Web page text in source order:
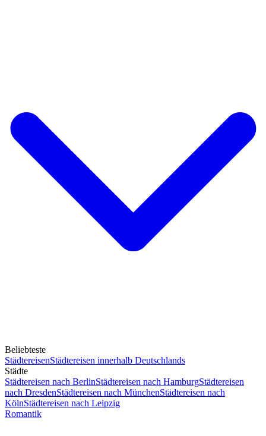
Beliebteste
StädtereisenStädtereisen innerhalb Deutschlands
Städte
Städtereisen nach BerlinStädtereisen nach HamburgStädtereisen
nach DresdenStädtereisen nach MünchenStädtereisen nach
KölnStädtereisen nach Leipzig
Romantik